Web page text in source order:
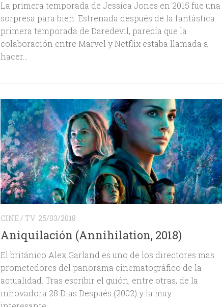
La primera temporada de Jessica Jones en 2015 fue una
sorpresa para bien. Estrenada después de la fantástica
primera temporada de Daredevil, parecía que la
colaboración entre Marvel y Netflix estaba llamada a
hacer...
CINE / TV 25/03/2018
Aniquilación (Annihilation, 2018)
El británico Alex Garland es uno de los directores mas
prometedores del panorama cinematográfico de la
actualidad. Tras escribir el guión, entre otras, de la
innovadora 28 Dias Después (2002) y la muy